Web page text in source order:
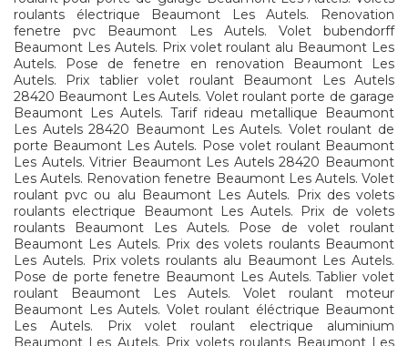
roulants électrique Beaumont Les Autels. Renovation
fenetre pvc Beaumont Les Autels. Volet bubendorff
Beaumont Les Autels. Prix volet roulant alu Beaumont Les
Autels. Pose de fenetre en renovation Beaumont Les
Autels. Prix tablier volet roulant Beaumont Les Autels
28420 Beaumont Les Autels. Volet roulant porte de garage
Beaumont Les Autels. Tarif rideau metallique Beaumont
Les Autels 28420 Beaumont Les Autels. Volet roulant de
porte Beaumont Les Autels. Pose volet roulant Beaumont
Les Autels. Vitrier Beaumont Les Autels 28420 Beaumont
Les Autels. Renovation fenetre Beaumont Les Autels. Volet
roulant pvc ou alu Beaumont Les Autels. Prix des volets
roulants electrique Beaumont Les Autels. Prix de volets
roulants Beaumont Les Autels. Pose de volet roulant
Beaumont Les Autels. Prix des volets roulants Beaumont
Les Autels. Prix volets roulants alu Beaumont Les Autels.
Pose de porte fenetre Beaumont Les Autels. Tablier volet
roulant Beaumont Les Autels. Volet roulant moteur
Beaumont Les Autels. Volet roulant éléctrique Beaumont
Les Autels. Prix volet roulant electrique aluminium
Beaumont Les Autels. Prix volets roulants Beaumont Les